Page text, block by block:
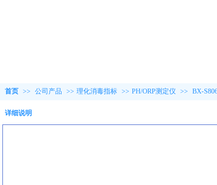
首页 >> 公司产品 >> 理化消毒指标 >> PH/ORP测定仪 >> BX-
详细说明